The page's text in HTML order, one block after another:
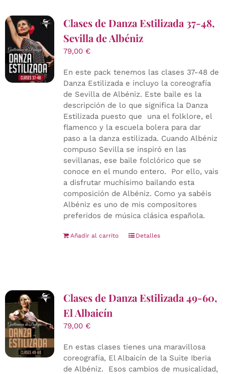
Clases de Danza Estilizada 37-48,
Sevilla de Albéniz
79,00 €
En este pack tenemos las clases 37-48 de
Danza Estilizada e incluyo la coreografía
de Sevilla de Albéniz. Este baile es la
descripción de lo que significa la Danza
Estilizada puesto que una el folklore, el
flamenco y la escuela bolera para dar
paso a la danza estilizada. Cuando Albéniz
compuso Sevilla se inspiró en las
sevillanas, ese baile folclórico que se
conoce en el mundo entero. Por ello, vais
a disfrutar muchísimo bailando esta
composición de Albéniz. Como ya sabéis
Albéniz es uno de mis compositores
preferidos de música clásica española.
Añadir al carrito Detalles
Clases de Danza Estilizada 49-60,
El Albaicín
79,00 €
En estas clases tienes una maravillosa
coreografía, El Albaicín de la Suite Iberia
de Albéniz. Esos cambios de musicalidad,